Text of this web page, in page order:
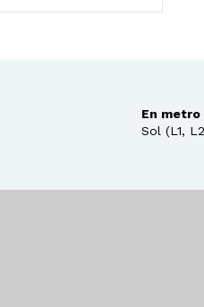
En metro
Sol (L1,